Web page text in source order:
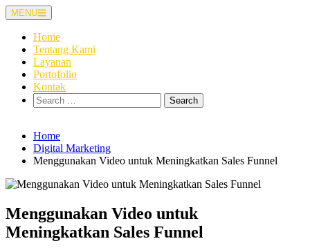
Skip
to
content
MENU
Home
Tentang Kami
Layanan
Portofolio
Kontak
Search
for:
Home
Digital Marketing
Menggunakan Video untuk Meningkatkan Sales Funnel
Menggunakan Video untuk
Meningkatkan Sales Funnel